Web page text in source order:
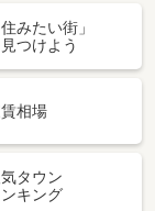
住みたい街」
つけよう
相場
気タウン
キング